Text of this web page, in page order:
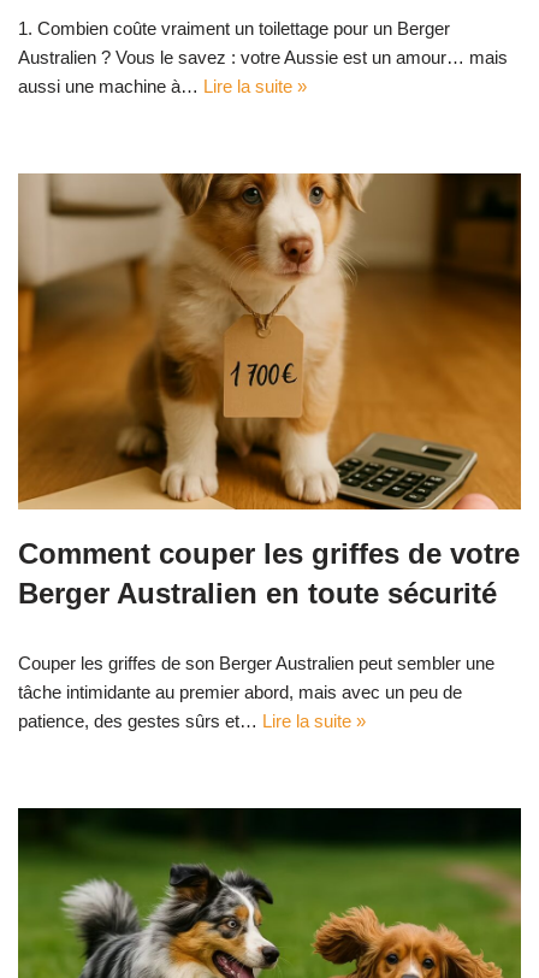
1. Combien coûte vraiment un toilettage pour un Berger
Australien ? Vous le savez : votre Aussie est un amour… mais
aussi une machine à… Lire la suite »
Comment couper les griffes de votre
Berger Australien en toute sécurité
Couper les griffes de son Berger Australien peut sembler une
tâche intimidante au premier abord, mais avec un peu de
patience, des gestes sûrs et… Lire la suite »